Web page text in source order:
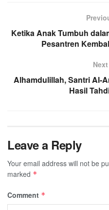
Ketika Anak Tumbuh
Pesantren
Alhamdulillah, Santri Al-
Hasil
Leave a Reply
Your email address will not be
marked *
Comment *